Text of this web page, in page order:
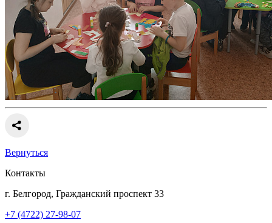
Вернуться
Контакты
г. Белгород, Гражданский проспект 33
+7 (4722) 27-98-07